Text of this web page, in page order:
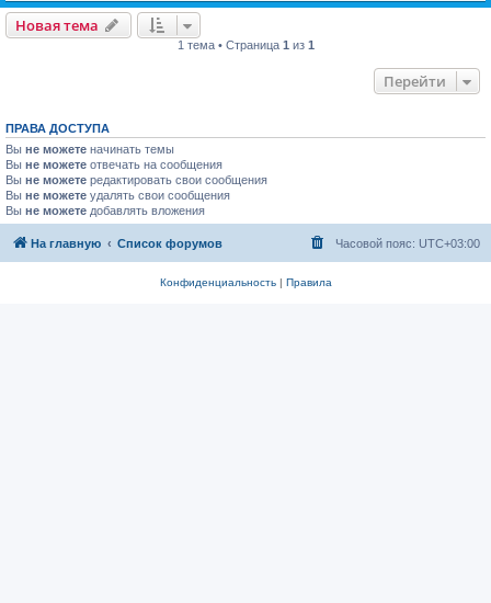
Новая тема
1 тема • Страница 1 из 1
Перейти
ПРАВА ДОСТУПА
Вы не можете начинать темы
Вы не можете отвечать на сообщения
Вы не можете редактировать свои сообщения
Вы не можете удалять свои сообщения
Вы не можете добавлять вложения
На главную Список форумов Часовой пояс: UTC+03:00
Конфиденциальность| Правила